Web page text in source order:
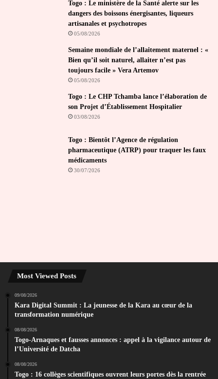
Togo : Le ministère de la Santé alerte sur les
dangers des boissons énergisantes, liqueurs
artisanales et psychotropes
05/08/2026
Semaine mondiale de l’allaitement maternel : «
Bien qu’il soit naturel, allaiter n’est pas
toujours facile » Vera Artemov
05/08/2026
Togo : Le CHP Tchamba lance l’élaboration de
son Projet d’Établissement Hospitalier
03/08/2026
Togo : Bientôt l’Agence de régulation
pharmaceutique (ATRP) pour traquer les faux
médicaments
30/07/2026
Most Viewed Posts
09/08/2026
Kara Digital Summit : La jeunesse de la Kara au cœur de la
transformation numérique
08/08/2026
Togo-Arnaques et fausses annonces : appel à la vigilance autour de
l’Université de Datcha
08/08/2026
Togo : 16 collèges scientifiques ouvrent leurs portes dès la rentrée